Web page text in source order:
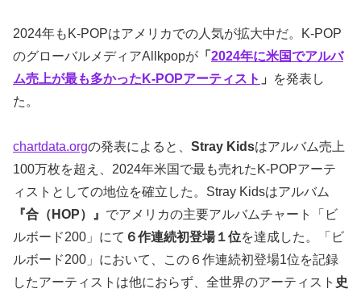
2024年もK-POPはアメリカでの人気が拡大中だ。K-POP
のグローバルメディアAllkpopが 「 2024年に米国でアルバ
ム売上が最も多かったK-POPアーティスト 」
を発表し
た。
chartdata.orgの発表によると、 Stray Kidsはアルバム売上
100万枚を超え、2024年米国で最も売れたK-POPアーテ
ィストとしての地位を確立した。Stray Kidsはアルバム
『合（HOP）』 でアメリカの主要アルバムチャート「ビ
ルボード200」にて ６作連続初登場１位を達成した。「ビ
ルボード200」において、この６作連続初登場1位を記録
したアーティストは他におらず、全世界のアーティスト 史